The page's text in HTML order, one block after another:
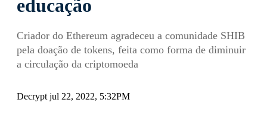
educação
Criador do Ethereum agradeceu a comunidade SHIB
pela doação de tokens, feita como forma de diminuir
a circulação da criptomoeda
Decrypt jul 22, 2022, 5:32PM